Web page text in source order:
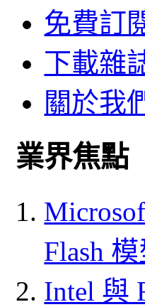
免費訂
下載雜
關於我
業界焦點
Flash 模
Intel 與